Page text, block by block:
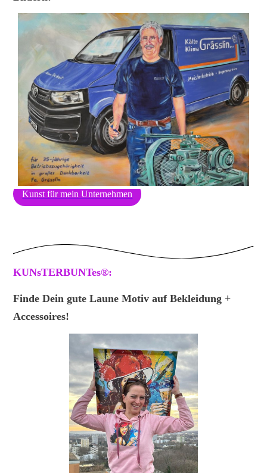
Kunst für mein Unternehmen
KUNsTERBUNTes®:
Finde Dein gute Laune Motiv auf Bekleidung +
Accessoires!